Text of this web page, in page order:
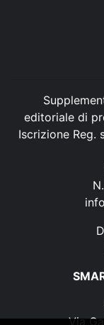
editoriale di
Iscrizione Reg.
Via